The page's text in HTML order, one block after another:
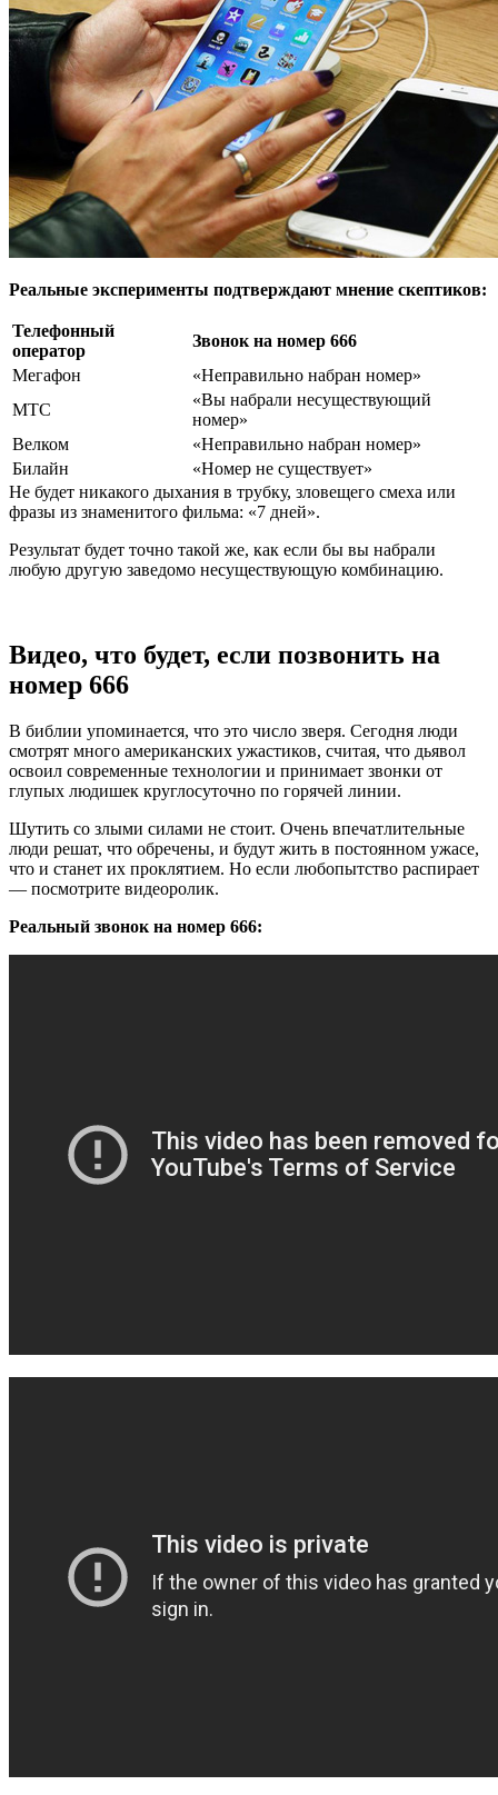
Реальные эксперименты подтверждают мнение скептиков:
Телефонный
оператор
Звонок на номер 666
Мегафон
«Неправильно набран номер»
МТС
«Вы набрали несуществующий
номер»
Велком
«Неправильно набран номер»
Билайн
«Номер не существует»
Не будет никакого дыхания в трубку, зловещего смеха или
фразы из знаменитого фильма: «7 дней».
Результат будет точно такой же, как если бы вы набрали
любую другую заведомо несуществующую комбинацию.
Видео, что будет, если позвонить на
номер 666
В библии упоминается, что это число зверя. Сегодня люди
смотрят много американских ужастиков, считая, что дьявол
освоил современные технологии и принимает звонки от
глупых людишек круглосуточно по горячей линии.
Шутить со злыми силами не стоит. Очень впечатлительные
люди решат, что обречены, и будут жить в постоянном ужасе,
что и станет их проклятием. Но если любопытство распирает
— посмотрите видеоролик.
Реальный звонок на номер 666: